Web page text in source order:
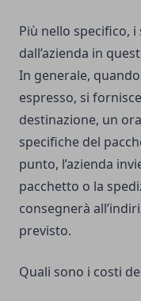
Più nello specifico,
dall’azienda in
In generale,
espresso, si
destinazione, un
specifiche del
punto, l’azienda
pacchetto o la
consegnerà
previsto.
Quali sono i costi